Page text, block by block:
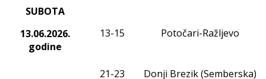
SUBOTA
13.06.2026.
godine
13-15 Potočari-Ražljevo
21-23 Donji Brezik (Semberska)